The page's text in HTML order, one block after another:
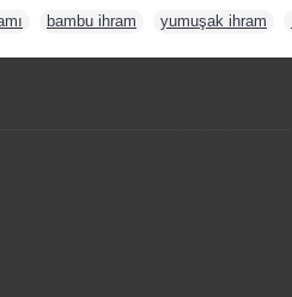
bambu ihram yumuşak ihram